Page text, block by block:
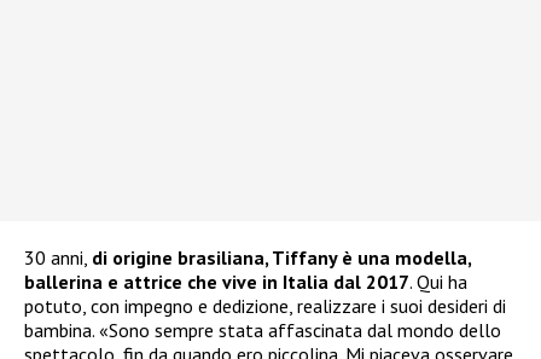
30 anni, di origine brasiliana, Tiffany è una modella,
ballerina e attrice che vive in Italia dal 2017. Qui ha
potuto, con impegno e dedizione, realizzare i suoi desideri di
bambina. «Sono sempre stata affascinata dal mondo dello
spettacolo, fin da quando ero piccolina. Mi piaceva osservare